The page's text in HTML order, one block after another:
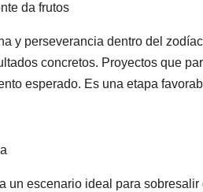
da frutos
y perseverancia dentro del
concretos. Proyectos que
esperado. Es una etapa
un escenario ideal para